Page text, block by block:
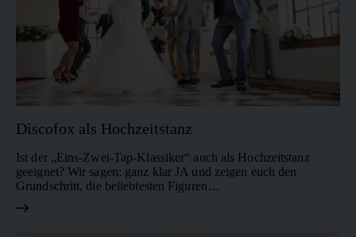
Discofox als Hochzeitstanz
Ist der „Eins-Zwei-Tap-Klassiker“ auch als Hochzeitstanz
geeignet? Wir sagen: ganz klar JA und zeigen euch den
Grundschritt, die beliebtesten Figuren…